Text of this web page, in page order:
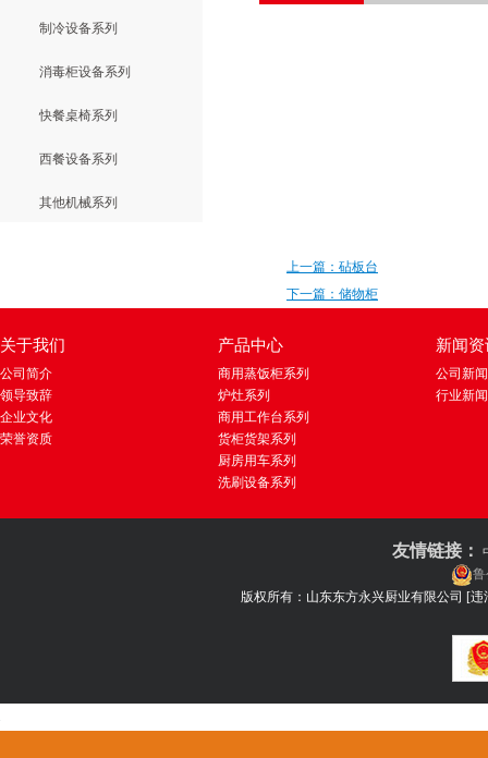
制冷设备系列
消毒柜设备系列
快餐桌椅系列
西餐设备系列
其他机械系列
上一篇：砧板台
下一篇：储物柜
关于我们 产品中心 新闻资
公司简介
领导致辞
企业文化
荣誉资质
商用蒸饭柜系列
炉灶系列
商用工作台系列
货柜货架系列
厨房用车系列
洗刷设备系列
公司新闻
行业新闻
友情链接：
鲁
版权所有：山东东方永兴厨业有限公司 [违